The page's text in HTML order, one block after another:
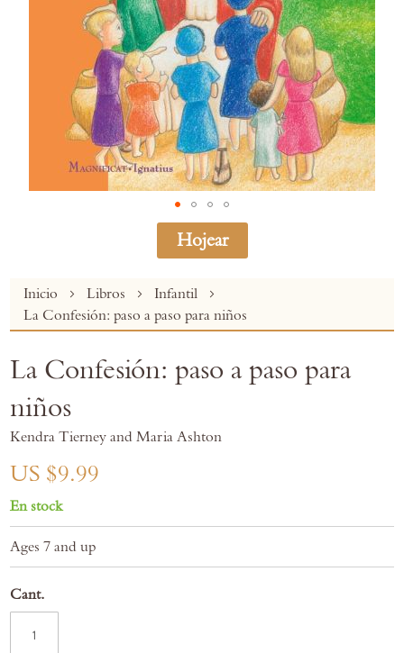
Inicio Libros
Infantil
La Confesión: paso a paso para niños
Hojear
Skip
the
of
images
La Confesión: paso a paso para
niños
Kendra Tierney and Maria Ashton
US $9.99
En stock
Ages 7 and up
Cant.